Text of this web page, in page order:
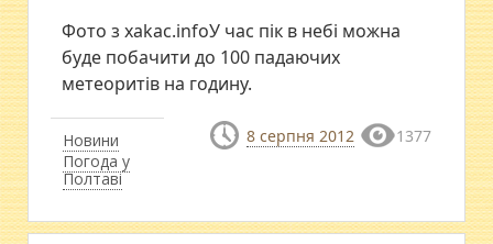
Новини
Погода у
Полтаві
Фото з xakac.infoУ час пік в небі можна
буде побачити до 100 падаючих
метеоритів на годину.
8 серпня 2012 1377